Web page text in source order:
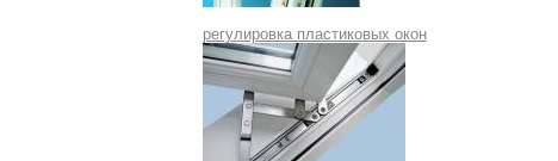
регулировка пластиковых окон